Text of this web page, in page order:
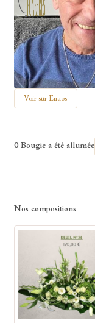
Voir sur Enaos
0 Bougie a été allumée
Nos compositions